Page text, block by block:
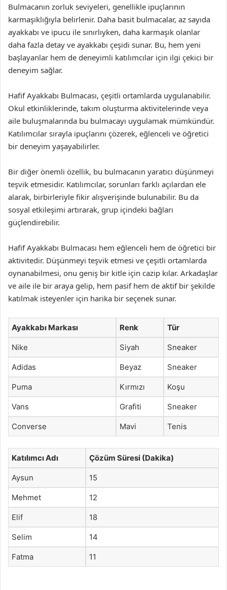
Bulmacanın zorluk seviyeleri, genellikle ipuçlarının
karmaşıklığıyla belirlenir. Daha basit bulmacalar, az sayıda
ayakkabı ve ipucu ile sınırlıyken, daha karmaşık olanlar
daha fazla detay ve ayakkabı çeşidi sunar. Bu, hem yeni
başlayanlar hem de deneyimli katılımcılar için ilgi çekici bir
deneyim sağlar.
Hafif Ayakkabı Bulmacası, çeşitli ortamlarda uygulanabilir.
Okul etkinliklerinde, takım oluşturma aktivitelerinde veya
aile buluşmalarında bu bulmacayı uygulamak mümkündür.
Katılımcılar sırayla ipuçlarını çözerek, eğlenceli ve öğretici
bir deneyim yaşayabilirler.
Bir diğer önemli özellik, bu bulmacanın yaratıcı düşünmeyi
teşvik etmesidir. Katılımcılar, sorunları farklı açılardan ele
alarak, birbirleriyle fikir alışverişinde bulunabilir. Bu da
sosyal etkileşimi artırarak, grup içindeki bağları
güçlendirebilir.
Hafif Ayakkabı Bulmacası hem eğlenceli hem de öğretici bir
aktivitedir. Düşünmeyi teşvik etmesi ve çeşitli ortamlarda
oynanabilmesi, onu geniş bir kitle için cazip kılar. Arkadaşlar
ve aile ile bir araya gelip, hem pasif hem de aktif bir şekilde
katılmak isteyenler için harika bir seçenek sunar.
Ayakkabı Markası Renk Tür
Nike Siyah Sneaker
Adidas Beyaz Sneaker
Puma Kırmızı Koşu
Vans Grafiti Sneaker
Converse Mavi Tenis
Katılımcı Adı Çözüm Süresi (Dakika)
Aysun 15
Mehmet 12
Elif 18
Selim 14
Fatma 11